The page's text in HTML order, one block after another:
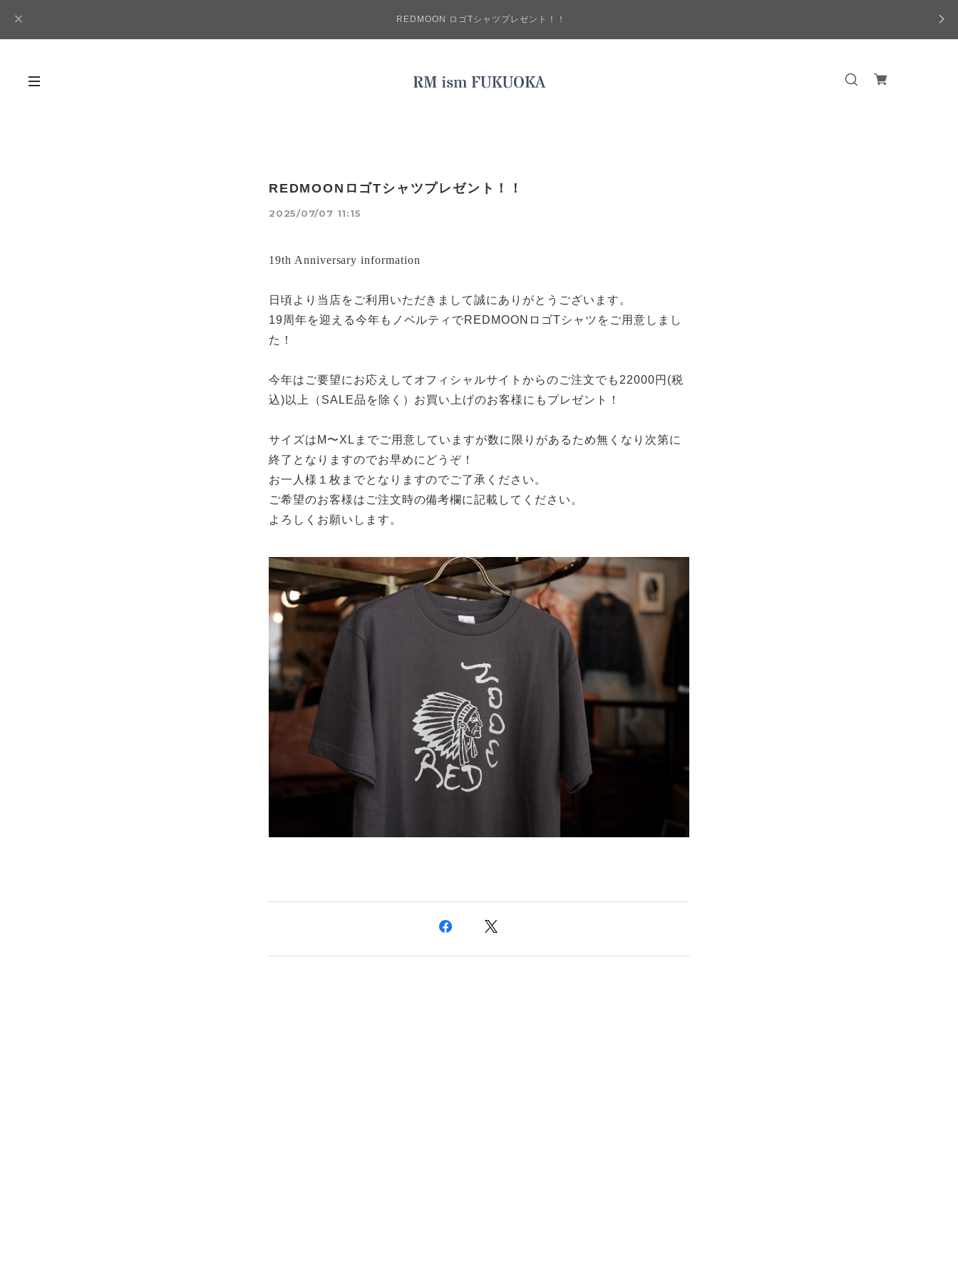
REDMOON ロゴTシャツプレゼント！！
REDMOONロゴTシャツプレゼント！！
2025/07/07 11:15
19th Anniversary information
日頃より当店をご利用いただきまして誠にありがとうございます。
19周年を迎える今年もノベルティでREDMOON ロゴTシャツをご用意しまし
た！
今年はご要望にお応えしてオフィシャルサイトからのご注文でも 22000円 (税
込) 以上（ SALE品を除く）お買い上げのお客様にもプレゼント！
サイズは M 〜XL までご用意していますが数に限りがあるため無くなり次第に
終了となりますのでお早めにどうぞ！
お一人様１枚までとなりますのでご了承ください。
ご希望のお客様はご注文時の備考欄に記載してください。
よろしくお願いします。